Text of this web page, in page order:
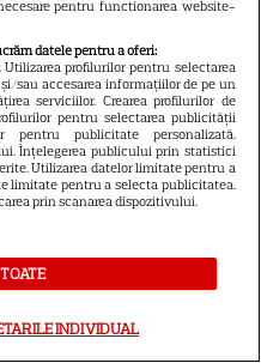
un nou Black
pentru functionarea website-
datele pentru a oferi:
profilurilor pentru selectarea
sau accesarea informațiilor de pe un
serviciilor. Crearea profilurilor de
pentru selectarea publicității
pentru publicitate personalizată.
Înțelegerea publicului prin statistici
Utilizarea datelor limitate pentru a
limitate pentru a selecta publicitatea.
prin scanarea dispozitivului.
INDIVIDUAL